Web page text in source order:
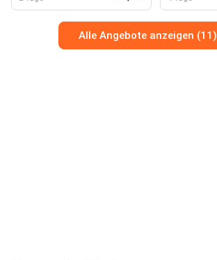
Alle Angebote anzeigen (11)